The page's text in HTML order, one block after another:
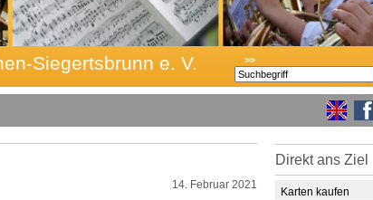
Siegertsbrunn e. V. >>
Direkt ans Ziel
Karten kaufen
14. Februar 2021